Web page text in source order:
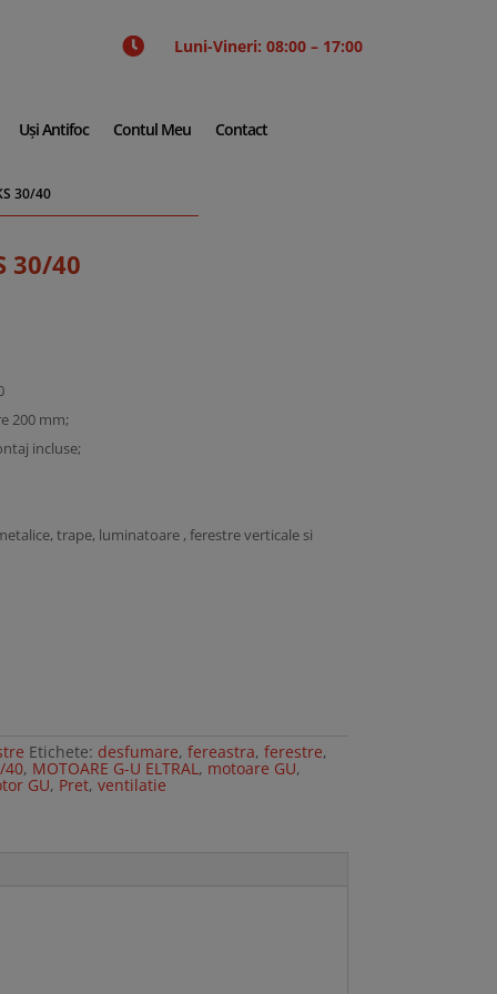
 Luni-Vineri: 08:00 – 17:00
Uși Antifoc Contul Meu Contact
30/40
30/40
200 mm;
incluse;
trape, luminatoare , ferestre verticale si
Etichete: desfumare,fereastra,ferestre,
40, MOTOARE G-U ELTRAL , motoare GU,
GU, Pret,ventilatie